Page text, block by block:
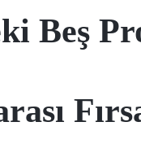
Beş